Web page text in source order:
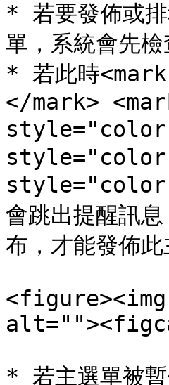
* 若要發佈或排
單，系統會先
* 若此時
</mark>
會跳出提醒訊
布，才能發佈
* 若主選單被暫